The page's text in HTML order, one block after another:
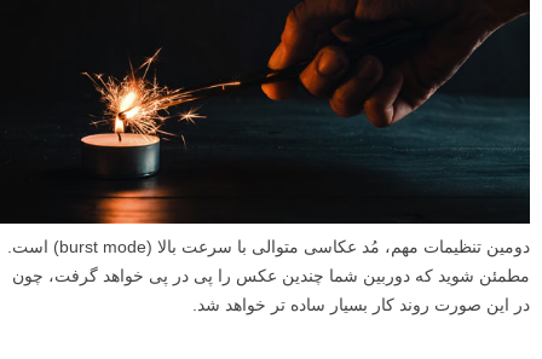
دومین تنظیمات مهم، مُد عکاسی متوالی با سرعت بالا (burst mode) است.
مطمئن شوید که دوربین شما چندین عکس را پی در پی خواهد گرفت، چون
در این صورت روند کار بسیار ساده تر خواهد شد.